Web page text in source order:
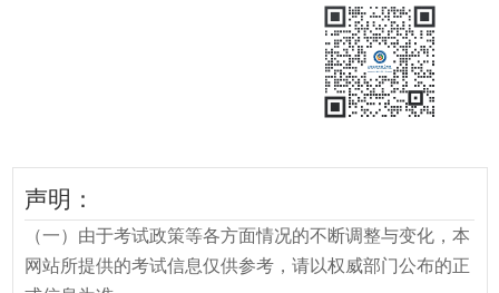
声明：
（一）由于考试政策等各方面情况的不断调整与变化，本
网站所提供的考试信息仅供参考，请以权威部门公布的正